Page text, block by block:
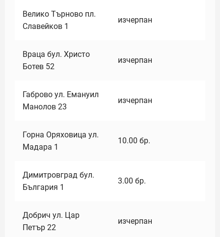
Велико Търново пл.
Славейков 1
изчерпан
Враца бул. Христо
Ботев 52
изчерпан
Габрово ул. Емануил
Манолов 23
изчерпан
Горна Оряховица ул.
Мадара 1
10.00 бр.
Димитровград бул.
България 1
3.00 бр.
Добрич ул. Цар
Петър 22
изчерпан